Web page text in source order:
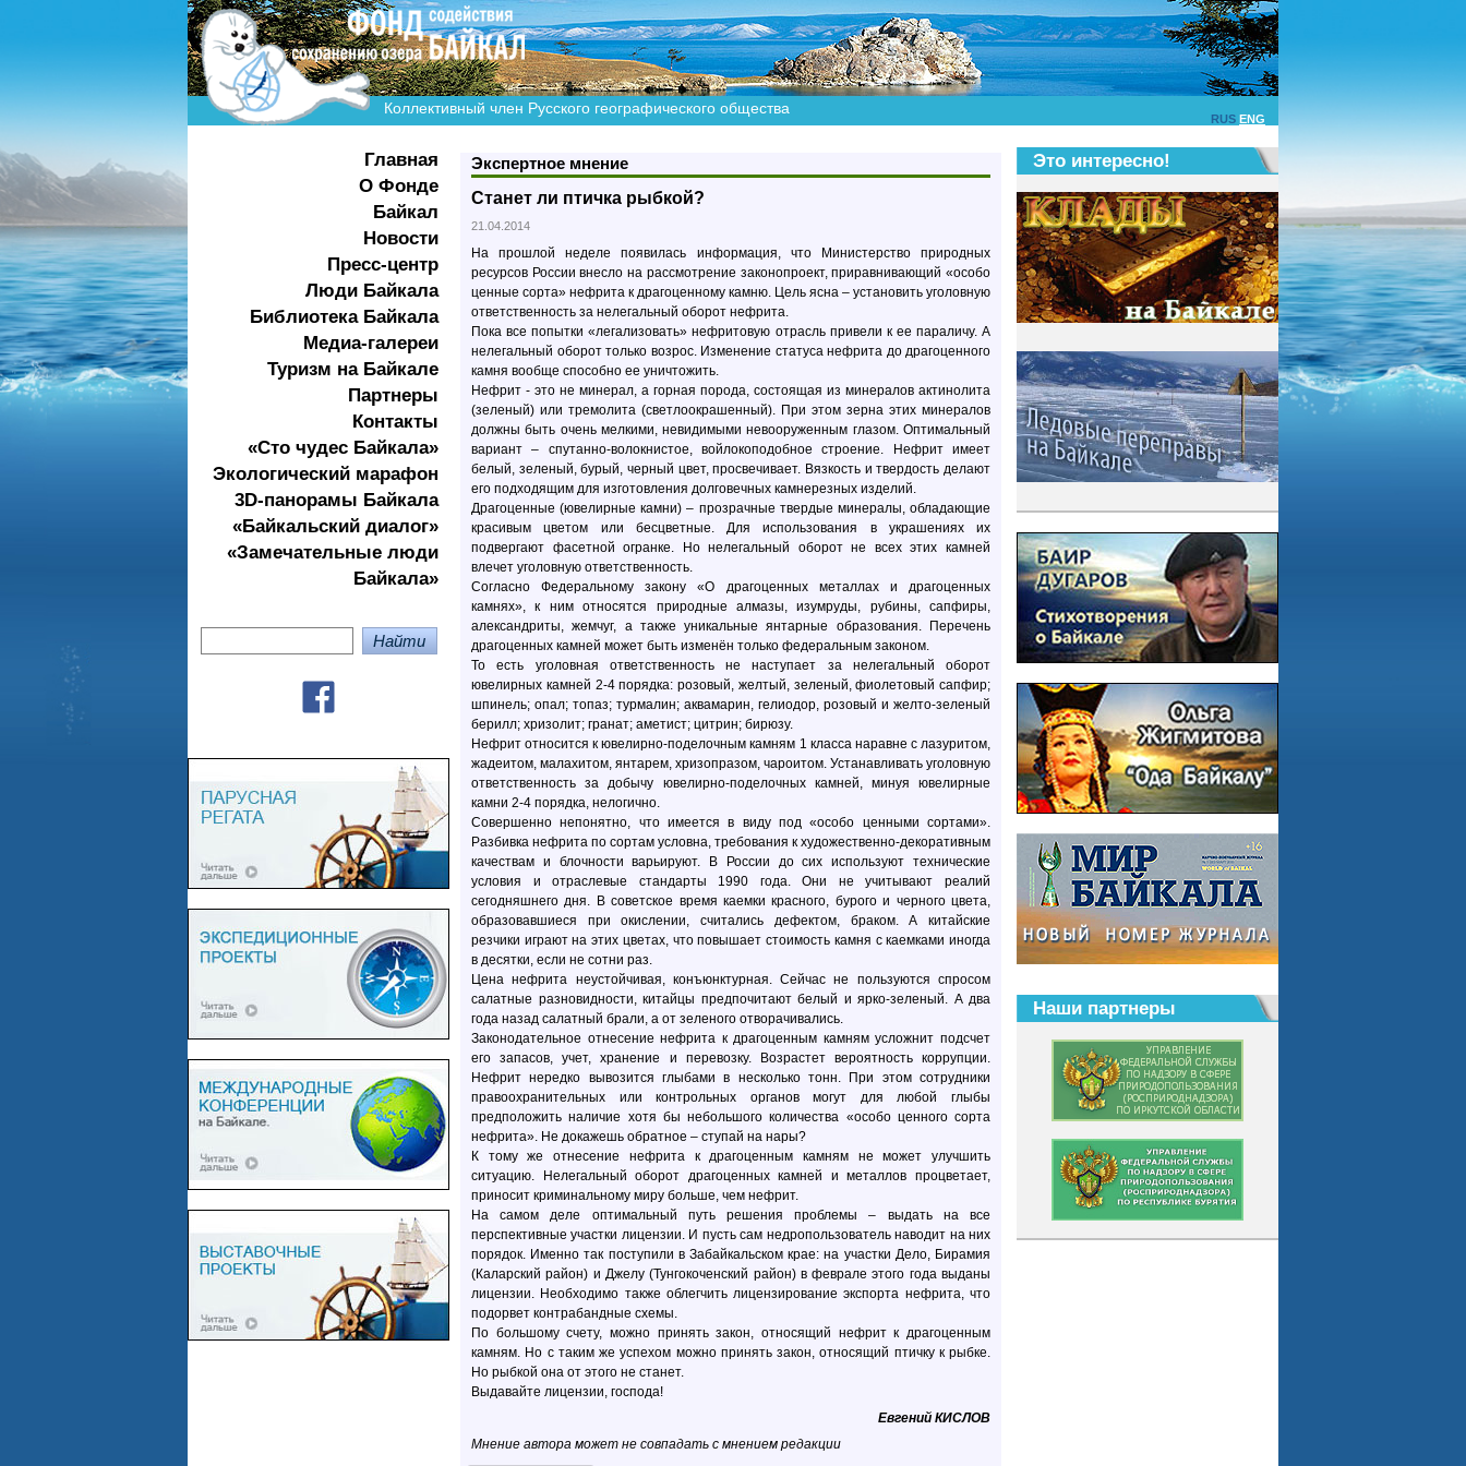
Коллективный член Русского географического общества
RUS ENG
Главная
О Фонде
Байкал
Новости
Пресс-центр
Люди Байкала
Библиотека Байкала
Медиа-галереи
Туризм на Байкале
Партнеры
Контакты
«Сто чудес Байкала»
Экологичеcкий марафон
3D-панорамы Байкала
«Байкальский диалог»
«Замечательные люди
Байкала»
Экспертное мнение
Станет ли птичка рыбкой?
21.04.2014
На прошлой неделе появилась информация, что Министерство природных
ресурсов России внесло на рассмотрение законопроект, приравнивающий «особо
ценные сорта» нефрита к драгоценному камню. Цель ясна – установить уголовную
ответственность за нелегальный оборот нефрита.
Пока все попытки «легализовать» нефритовую отрасль привели к ее параличу. А
нелегальный оборот только возрос. Изменение статуса нефрита до драгоценного
камня вообще способно ее уничтожить.
Нефрит - это не минерал, а горная порода, состоящая из минералов актинолита
(зеленый) или тремолита (светлоокрашенный). При этом зерна этих минералов
должны быть очень мелкими, невидимыми невооруженным глазом. Оптимальный
вариант – спутанно-волокнистое, войлокоподобное строение. Нефрит имеет
белый, зеленый, бурый, черный цвет, просвечивает. Вязкость и твердость делают
его подходящим для изготовления долговечных камнерезных изделий.
Драгоценные (ювелирные камни) – прозрачные твердые минералы, обладающие
красивым цветом или бесцветные. Для использования в украшениях их
подвергают фасетной огранке. Но нелегальный оборот не всех этих камней
влечет уголовную ответственность.
Согласно Федеральному закону «О драгоценных металлах и драгоценных
камнях», к ним относятся природные алмазы, изумруды, рубины, сапфиры,
александриты, жемчуг, а также уникальные янтарные образования. Перечень
драгоценных камней может быть изменён только федеральным законом.
То есть уголовная ответственность не наступает за нелегальный оборот
ювелирных камней 2-4 порядка: розовый, желтый, зеленый, фиолетовый сапфир;
шпинель; опал; топаз; турмалин; аквамарин, гелиодор, розовый и желто-зеленый
берилл; хризолит; гранат; аметист; цитрин; бирюзу.
Нефрит относится к ювелирно-поделочным камням 1 класса наравне с лазуритом,
жадеитом, малахитом, янтарем, хризопразом, чароитом. Устанавливать уголовную
ответственность за добычу ювелирно-поделочных камней, минуя ювелирные
камни 2-4 порядка, нелогично.
Совершенно непонятно, что имеется в виду под «особо ценными сортами».
Разбивка нефрита по сортам условна, требования к художественно-декоративным
качествам и блочности варьируют. В России до сих используют технические
условия и отраслевые стандарты 1990 года. Они не учитывают реалий
сегодняшнего дня. В советское время каемки красного, бурого и черного цвета,
образовавшиеся при окислении, считались дефектом, браком. А китайские
резчики играют на этих цветах, что повышает стоимость камня с каемками иногда
в десятки, если не сотни раз.
Цена нефрита неустойчивая, конъюнктурная. Сейчас не пользуются спросом
салатные разновидности, китайцы предпочитают белый и ярко-зеленый. А два
года назад салатный брали, а от зеленого отворачивались.
Законодательное отнесение нефрита к драгоценным камням усложнит подсчет
его запасов, учет, хранение и перевозку. Возрастет вероятность коррупции.
Нефрит нередко вывозится глыбами в несколько тонн. При этом сотрудники
правоохранительных или контрольных органов могут для любой глыбы
предположить наличие хотя бы небольшого количества «особо ценного сорта
нефрита». Не докажешь обратное – ступай на нары?
К тому же отнесение нефрита к драгоценным камням не может улучшить
ситуацию. Нелегальный оборот драгоценных камней и металлов процветает,
приносит криминальному миру больше, чем нефрит.
На самом деле оптимальный путь решения проблемы – выдать на все
перспективные участки лицензии. И пусть сам недропользователь наводит на них
порядок. Именно так поступили в Забайкальском крае: на участки Дело, Бирамия
(Каларский район) и Джелу (Тунгокоченский район) в феврале этого года выданы
лицензии. Необходимо также облегчить лицензирование экспорта нефрита, что
подорвет контрабандные схемы.
По большому счету, можно принять закон, относящий нефрит к драгоценным
камням. Но с таким же успехом можно принять закон, относящий птичку к рыбке.
Но рыбкой она от этого не станет.
Выдавайте лицензии, господа!
Евгений КИСЛОВ
Мнение автора может не совпадать с мнением редакции
Это интересно!
Наши партнеры